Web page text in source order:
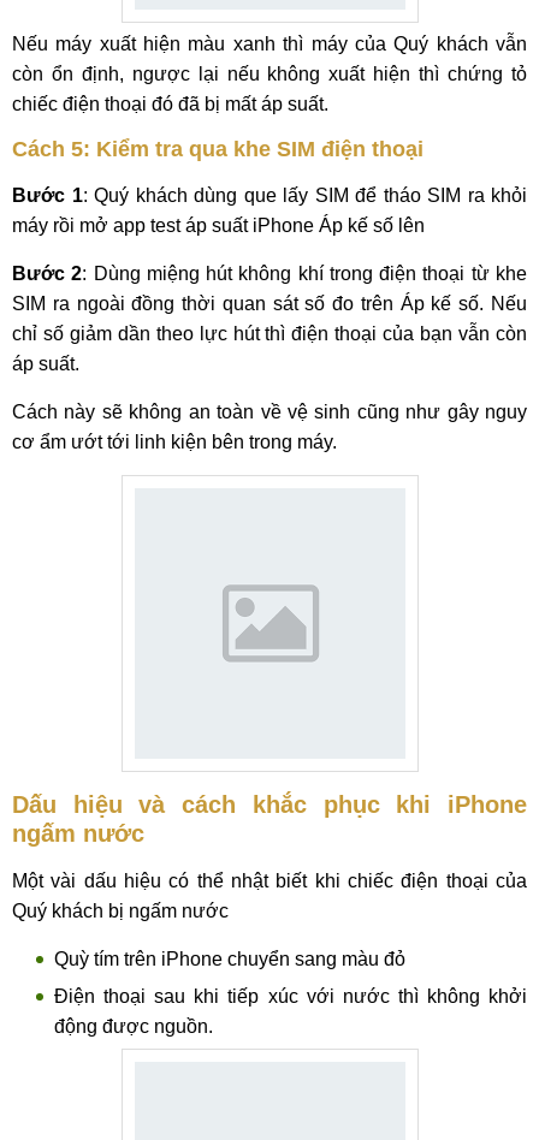
Nếu máy xuất hiện màu xanh thì máy của Quý khách vẫn
còn ổn định, ngược lại nếu không xuất hiện thì chứng tỏ
chiếc điện thoại đó đã bị mất áp suất.
Cách 5: Kiểm tra qua khe SIM điện thoại
Bước 1: Quý khách dùng que lấy SIM để tháo SIM ra khỏi
máy rồi mở app test áp suất iPhone Áp kế số lên
Bước 2: Dùng miệng hút không khí trong điện thoại từ khe
SIM ra ngoài đồng thời quan sát số đo trên Áp kế số. Nếu
chỉ số giảm dần theo lực hút thì điện thoại của bạn vẫn còn
áp suất.
Cách này sẽ không an toàn về vệ sinh cũng như gây nguy
cơ ẩm ướt tới linh kiện bên trong máy.
Dấu hiệu và cách khắc phục khi iPhone
ngấm nước
Một vài dấu hiệu có thể nhật biết khi chiếc điện thoại của
Quý khách bị ngấm nước
Quỳ tím trên iPhone chuyển sang màu đỏ
Điện thoại sau khi tiếp xúc với nước thì không khởi
động được nguồn.